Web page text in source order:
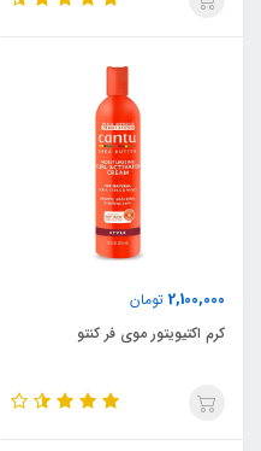
2,100,000 تومان
کرم اکتیویتور موی فر کنتو